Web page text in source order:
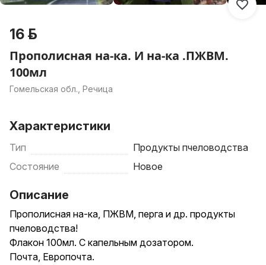
16 р.
Прополисная на-ка. И на-ка .ПЖВМ.
100мл
Гомельская обл., Речица
Характеристики
Тип
Продукты пчеловодства
Состояние
Новое
Описание
Прополисная на-ка, ПЖВМ, перга и др. продукты
пчеловодства!
Флакон 100мл. С капельным дозатором.
Почта, Европочта.